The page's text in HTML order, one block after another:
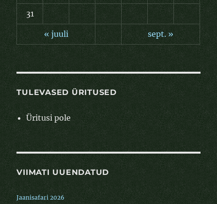
31
« juuli sept. »
TULEVASED ÜRITUSED
Üritusi pole
VIIMATI UUENDATUD
Jaanisafari 2026